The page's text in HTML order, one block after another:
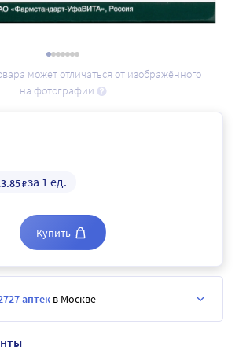
может отличаться от изображённого
на фотографии
.85₽за 1 ед.
Купить
аптек в Москве